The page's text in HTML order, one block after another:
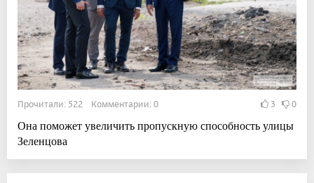
Прочитали: 522 Комментарии: 0 3 0
Она поможет увеличить пропускную способность улицы
Зеленцова